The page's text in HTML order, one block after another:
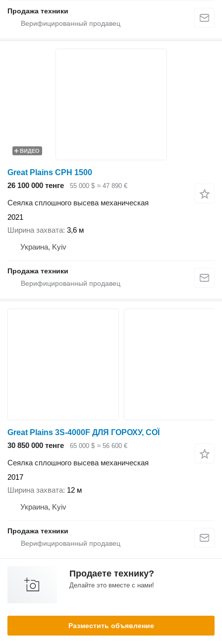
Продажа техники
ВИДЕО
Great Plains CPH 1500
26 100 000 тенге
55 000 $ ≈ 47 890 €
Сеялка сплошного высева механическая
2021
Ширина захвата 3,6 м
Украина, Kyiv
Продажа техники
Great Plains 3S-4000F ДЛЯ ГОРОХУ, СОЇ
30 850 000 тенге
65 000 $ ≈ 56 600 €
Сеялка сплошного высева механическая
2017
Ширина захвата 12 м
Украина, Kyiv
Продажа техники
Продаете технику?
Делайте это вместе с нами!
Разместить объявление